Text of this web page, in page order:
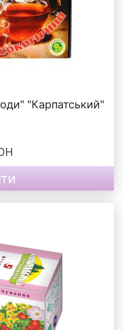
"Карпатський"